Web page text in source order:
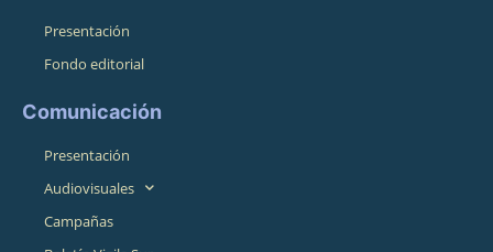
Presentación
Fondo editorial
Comunicación
Presentación
Audiovisuales
Campañas